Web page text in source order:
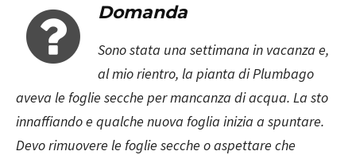
Domanda
Sono stata una settimana in vacanza e,
al mio rientro, la pianta di Plumbago
aveva le foglie secche per mancanza di acqua. La sto
innaffiando e qualche nuova foglia inizia a spuntare.
Devo rimuovere le foglie secche o aspettare che